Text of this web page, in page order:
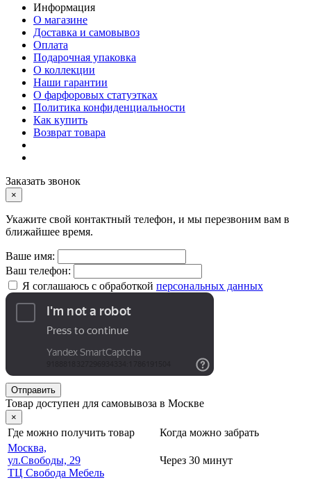
Информация
О магазине
Доставка и самовывоз
Оплата
Подарочная упаковка
О коллекции
Наши гарантии
О фарфоровых статуэтках
Политика конфиденциальности
Как купить
Возврат товара
Заказать звонок
×
Укажите свой контактный телефон, и мы перезвоним вам в
ближайшее время.
Ваше имя:
Ваш телефон:
Я соглашаюсь с обработкой персональных данных
Отправить
Товар доступен для самовывоза в Москве
×
Где можно получить товар
Когда можно забрать
Москва,
ул.Свободы, 29
ТЦ Свобода Мебель
Через 30 минут